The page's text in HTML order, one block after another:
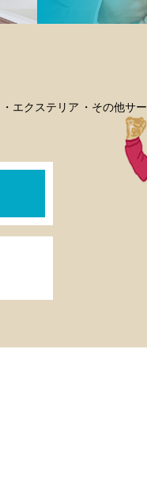
エクステリア その他サ